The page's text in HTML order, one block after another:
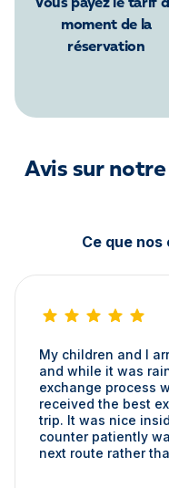
Vous payez le tarif
moment de la
réservation
Avis sur
Ce que
My children and I
and while it was
exchange process
received the best
trip. It was nice
counter patiently
next route rather